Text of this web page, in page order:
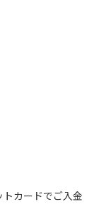
アが禁煙で
のうえ喫煙く
利用・滞在は
的でのご利用
願います。
ていただきま
カードでご入金